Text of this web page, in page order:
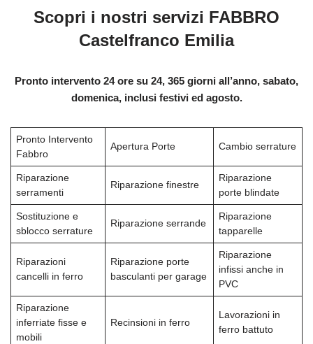
Scopri i nostri servizi FABBRO
Castelfranco Emilia
Pronto intervento 24 ore su 24, 365 giorni all’anno, sabato,
domenica, inclusi festivi ed agosto.
Pronto Intervento
Fabbro
Apertura Porte Cambio serrature
Riparazione
serramenti
Riparazione finestre
Riparazione
porte blindate
Sostituzione e
sblocco serrature
Riparazione serrande
Riparazione
tapparelle
Riparazioni
cancelli in ferro
Riparazione porte
basculanti per garage
Riparazione
infissi anche in
PVC
Riparazione
inferriate fisse e
mobili
Recinsioni in ferro
Lavorazioni in
ferro battuto